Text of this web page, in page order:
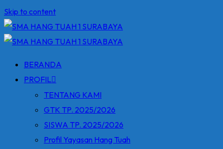
Skip to content
BERANDA
PROFIL
TENTANG KAMI
GTK TP. 2025/2026
SISWA TP. 2025/2026
Profil Yayasan Hang Tuah